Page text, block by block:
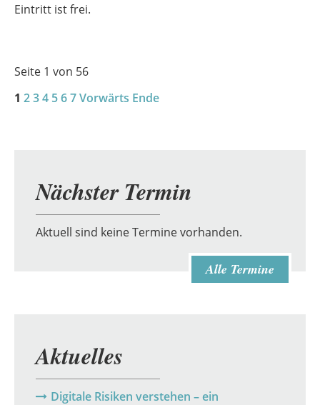
Eintritt ist frei.
Seite 1 von 56
1 234 567Vorwärts Ende
Nächster Termin
Aktuell sind keine Termine vorhanden.
Alle Termine
Aktuelles
Digitale Risiken verstehen – ein